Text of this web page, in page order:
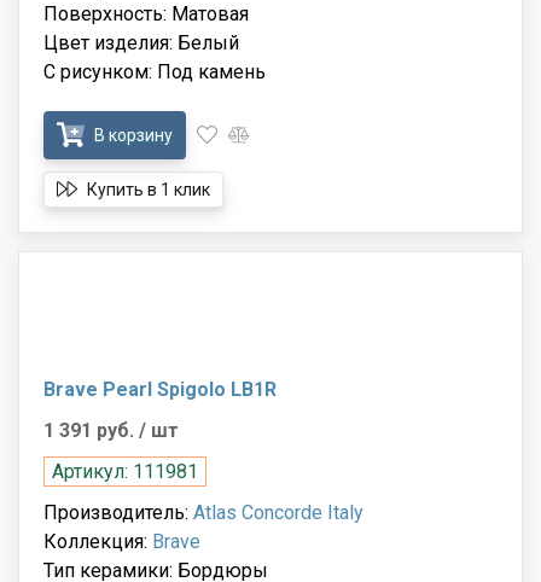
Поверхность: Матовая
Цвет изделия: Белый
С рисунком: Под камень
В корзину
Купить в 1 клик
Brave Pearl Spigolo LB1R
1 391 руб. / шт
Артикул: 111981
Производитель: Atlas Concorde Italy
Коллекция: Brave
Тип керамики: Бордюры